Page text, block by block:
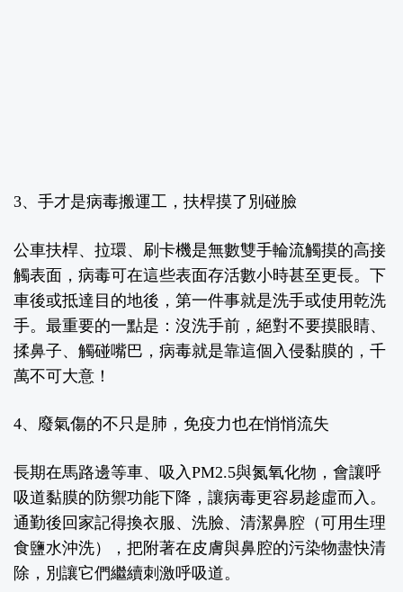
3、手才是病毒搬運工，扶桿摸了別碰臉
公車扶桿、拉環、刷卡機是無數雙手輪流觸摸的高接
觸表面，病毒可在這些表面存活數小時甚至更長。下
車後或抵達目的地後，第一件事就是洗手或使用乾洗
手。最重要的一點是：沒洗手前，絕對不要摸眼睛、
揉鼻子、觸碰嘴巴，病毒就是靠這個入侵黏膜的，千
萬不可大意！
4、廢氣傷的不只是肺，免疫力也在悄悄流失
長期在馬路邊等車、吸入PM2.5與氮氧化物，會讓呼
吸道黏膜的防禦功能下降，讓病毒更容易趁虛而入。
通勤後回家記得換衣服、洗臉、清潔鼻腔（可用生理
食鹽水沖洗），把附著在皮膚與鼻腔的污染物盡快清
除，別讓它們繼續刺激呼吸道。